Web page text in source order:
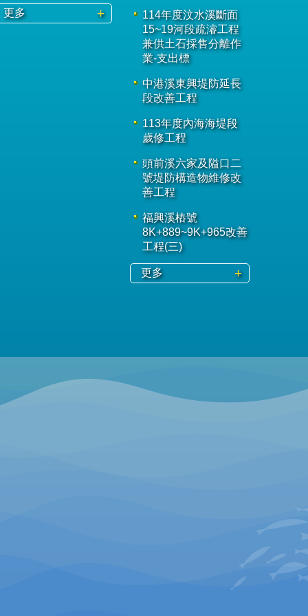
更多
114年度汶水溪斷面
15~19河段疏濬工程
兼供土石採售分離作
業-支出標
中港溪東興堤防延長
段改善工程
113年度內海海堤段
歲修工程
頭前溪六家及隘口二
號堤防構造物維修改
善工程
福興溪樁號
8K+889~9K+965改善
工程(三)
更多